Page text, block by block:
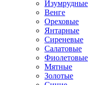
Изумрудные
Венге
Ореховые
Янтарные
Сиреневые
Салатовые
Фиолетовые
Мятные
Золотые